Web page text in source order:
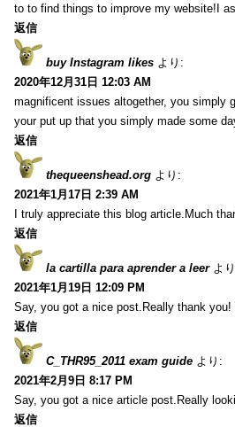
to to find things to improve my website!I
返信
buy Instagram likes より:
2020年12月31日 12:03 AM
magnificent issues altogether, you simply
your put up that you simply made some
返信
thequeenshead.org より:
2021年1月17日 2:39 AM
I truly appreciate this blog article.Much
返信
la cartilla para aprender a leer よ
2021年1月19日 12:09 PM
Say, you got a nice post.Really thank you!
返信
C_THR95_2011 exam guide より:
2021年2月9日 8:17 PM
Say, you got a nice article post.Really
返信